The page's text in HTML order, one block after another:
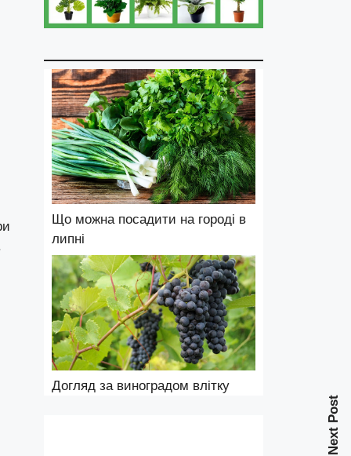
Next Post
Що можна посадити на городі в
липні
Догляд за виноградом влітку